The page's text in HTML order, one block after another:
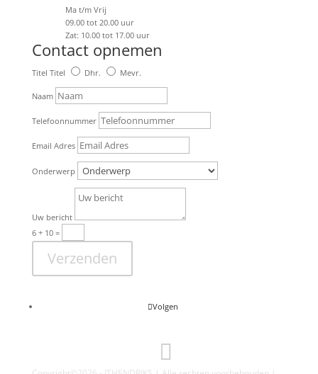
Ma t/m Vrij
09.00 tot 20.00 uur
Zat: 10.00 tot 17.00 uur
Contact opnemen
Titel Titel Dhr. Mevr.
Naam
Telefoonnummer
Email Adres
Onderwerp
Uw bericht
6 + 10=
Verzenden
Volgen